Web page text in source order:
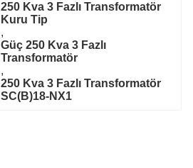
250 Kva 3 Fazlı Transformatör
Kuru Tip
,
Güç 250 Kva 3 Fazlı
Transformatör
,
250 Kva 3 Fazlı Transformatör
SC(B)18-NX1